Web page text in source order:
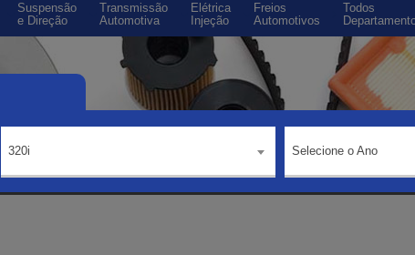
Suspensão
e Direção
Transmissão
Automotiva
Elétrica
Injeção
Freios
Automotivos
Todos
320i Selecione o Ano